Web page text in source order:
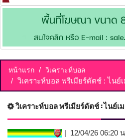
หน้าแรก วิเคราะห์บอล
วิเคราะห์บอล พรีเมียร์ดัตช์ : ไนย์
วิเคราะห์บอล พรีเมียร์ดัตช์ : ไนย์เม
| 12/04/26 06:20